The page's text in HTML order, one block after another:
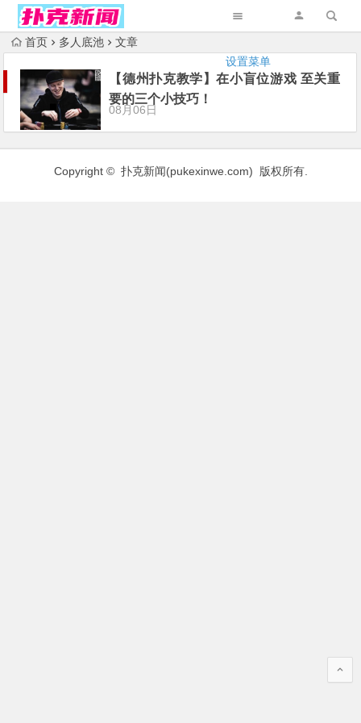
设置菜单
首页 多人底池 文章
【德州扑克教学】在小盲位游戏 至关重
要的三个小技巧！
08月06日
Copyright © 扑克新闻(pukexinwe.com) 版权所有.